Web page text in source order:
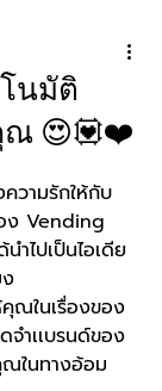
นมัติ
ณ 😍💟❤️
วามรักให้กับ
อง Vending
ำไปเป็นไอเดีย
ณในเรื่องของ
จำเเบรนด์ของ
ณในทางอ้อม